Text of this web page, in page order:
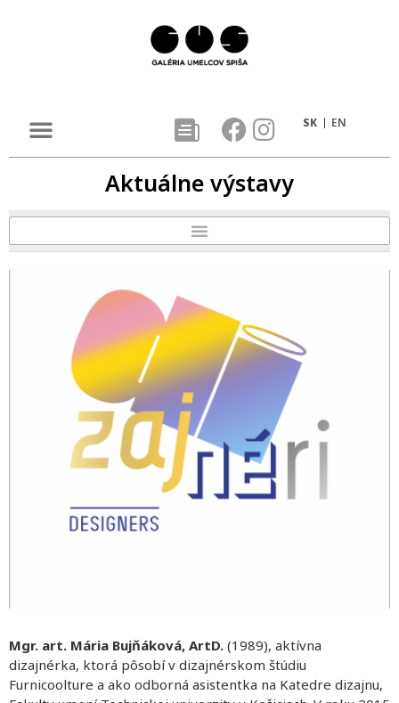
SK EN
Aktuálne výstavy
Mgr. art. Mária Bujňáková, ArtD. (1989), aktívna
dizajnérka, ktorá pôsobí v dizajnérskom štúdiu
Furnicoolture a ako odborná asistentka na Katedre dizajnu,